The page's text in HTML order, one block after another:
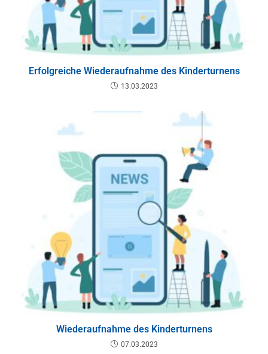
Erfolgreiche Wiederaufnahme des Kinderturnens
13.03.2023
Wiederaufnahme des Kinderturnens
07.03.2023